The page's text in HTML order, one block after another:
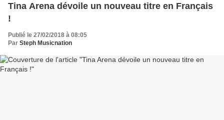
Tina Arena dévoile un nouveau titre en Français
!
Publié le 27/02/2018 à 08:05
Par Steph Musicnation